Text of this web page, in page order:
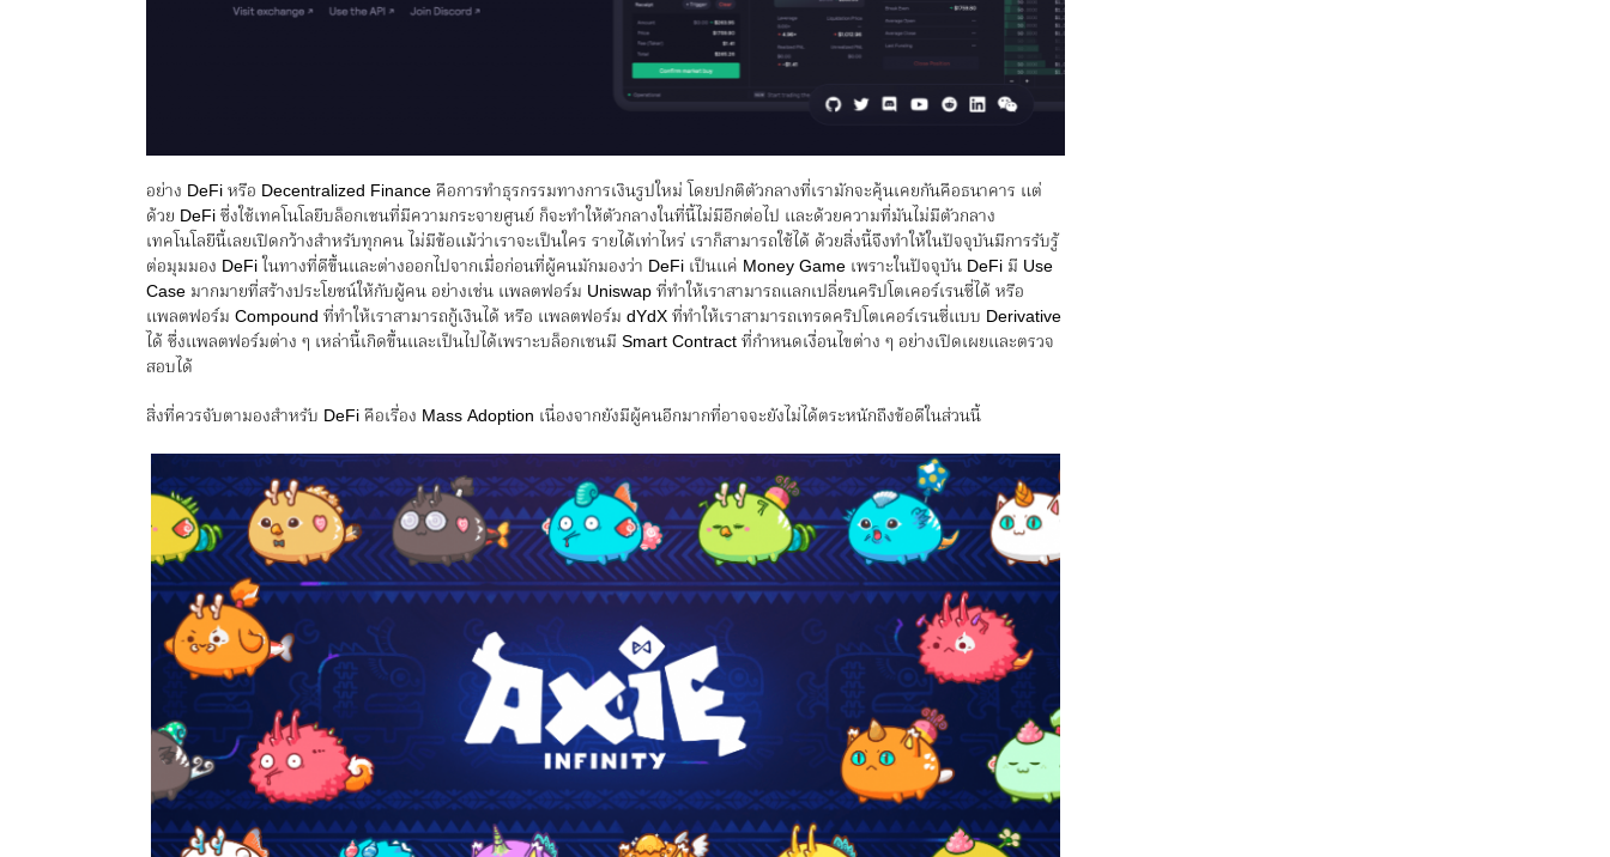
อย่าง DeFi หรือ Decentralized Finance คือการทำธุรกรรมทางการเงินรูปใหม่ โดยปกติตัวกลางที่เรามักจะคุ้นเคยกันคือธนาคาร แต่
ด้วย DeFi ซึ่งใช้เทคโนโลยีบล็อกเชนที่มีความกระจายศูนย์ ก็จะทำให้ตัวกลางในที่นี้ไม่มีอีกต่อไป และด้วยความที่มันไม่มีตัวกลาง
เทคโนโลยีนี้เลยเปิดกว้างสำหรับทุกคน ไม่มีข้อแม้ว่าเราจะเป็นใคร รายได้เท่าไหร่ เราก็สามารถใช้ได้ ด้วยสิ่งนี้จึงทำให้ในปัจจุบันมีการรับรู้
ต่อมุมมอง DeFi ในทางที่ดีขึ้นและต่างออกไปจากเมื่อก่อนที่ผู้คนมักมองว่า DeFi เป็นแค่ Money Game เพราะในปัจจุบัน DeFi มี Use
Case มากมายที่สร้างประโยชน์ให้กับผู้คน อย่างเช่น แพลตฟอร์ม Uniswap ที่ทำให้เราสามารถแลกเปลี่ยนคริปโตเคอร์เรนซี่ได้ หรือ
แพลตฟอร์ม Compound ที่ทำให้เราสามารถกู้เงินได้ หรือ แพลตฟอร์ม dYdX ที่ทำให้เราสามารถเทรดคริปโตเคอร์เรนซี่แบบ Derivative
ได้ ซึ่งแพลตฟอร์มต่าง ๆ เหล่านี้เกิดขึ้นและเป็นไปได้เพราะบล็อกเชนมี Smart Contract ที่กำหนดเงื่อนไขต่าง ๆ อย่างเปิดเผยและตรวจ
สอบได้
สิ่งที่ควรจับตามองสำหรับ DeFi คือเรื่อง Mass Adoption เนื่องจากยังมีผู้คนอีกมากที่อาจจะยังไม่ได้ตระหนักถึงข้อดีในส่วนนี้